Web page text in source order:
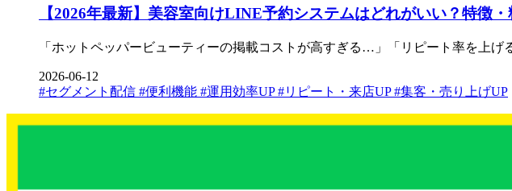
【2026年最新】美容室向けLINE予約システムはどれがいい？特徴
「ホットペッパービューティーの掲載コストが高すぎる…」「リピート率を上げ
2026-06-12
#セグメント配信 #便利機能 #運用効率UP#リピート・来店UP#集客・売り上げUP